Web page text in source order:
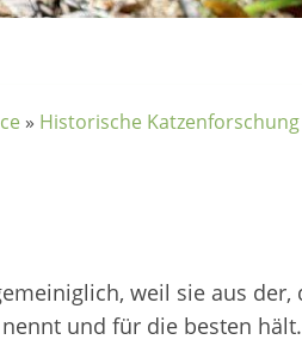
» Historische Katzenforschung
weil sie aus
und für die besten